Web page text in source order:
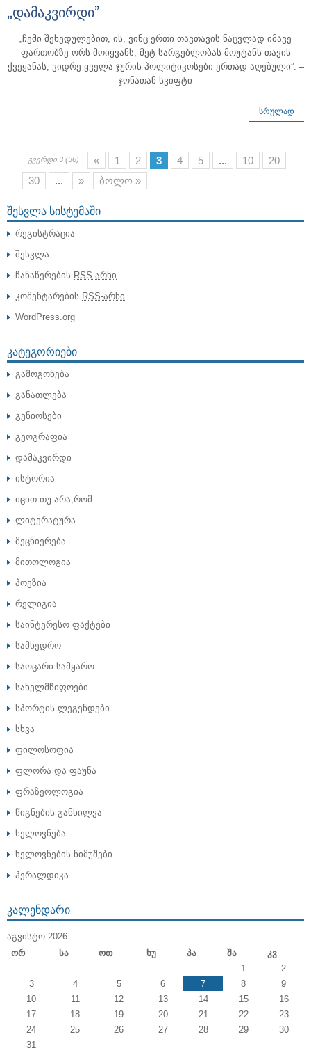
„დამაკვირდი”
„ჩემი შეხედულებით, ის, ვინც ერთი თავთავის ნაცვლად იმავე
ფართობზე ორს მოიყვანს, მეტ სარგებლობას მოუტანს თავის
ქვეყანას, ვიდრე ყველა ჯურის პოლიტიკოსები ერთად აღებული”. –
ჯონათან სვიფტი
ᲡᲠᲣᲚᲐᲓ
გვერდი 3 (36) « 1 2 3 4 5 ... 10
20
30
... » ბოლო »
ᲨᲔᲡᲕᲚᲐ ᲡᲘᲡᲢᲔᲛᲐᲨᲘ
რეგისტრაცია
შესვლა
ჩანაწერების RSS-არხი
კომენტარების RSS-არხი
WordPress.org
ᲙᲐᲢᲔᲒᲝᲠᲘᲔᲑᲘ
გამოგონება
განათლება
გენიოსები
გეოგრაფია
დამაკვირდი
ისტორია
იცით თუ არა,რომ
ლიტერატურა
მეცნიერება
მითოლოგია
პოეზია
რელიგია
საინტერესო ფაქტები
სამხედრო
საოცარი სამყარო
სახელმწიფოები
სპორტის ლეგენდები
სხვა
ფილოსოფია
ფლორა და ფაუნა
ფრაზეოლოგია
წიგნების განხილვა
ხელოვნება
ხელოვნების ნიმუშები
ჰერალდიკა
ᲙᲐᲚᲔᲜᲓᲐᲠᲘ
ᲐᲒᲕᲘᲡᲢᲝ 2026
Ორ
Სა Ოთ Ხუ Პა Შა
Კვ
1
2
3
4 5 6 7 8
9
10
11 12 13 14 15
16
17
18 19 20 21 22
23
24
25 26 27 28 29
30
31